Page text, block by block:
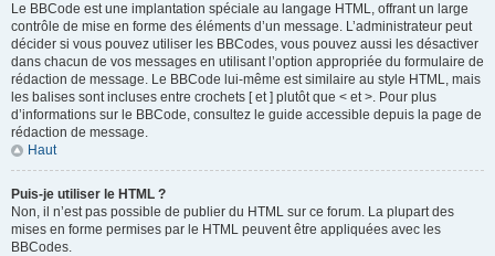
Le BBCode est une implantation spéciale au langage HTML, offrant un large
contrôle de mise en forme des éléments d’un message. L’administrateur peut
décider si vous pouvez utiliser les BBCodes, vous pouvez aussi les désactiver
dans chacun de vos messages en utilisant l’option appropriée du formulaire de
rédaction de message. Le BBCode lui-même est similaire au style HTML, mais
les balises sont incluses entre crochets [ et ] plutôt que < et >. Pour plus
d’informations sur le BBCode, consultez le guide accessible depuis la page de
rédaction de message.
Haut
Puis-je utiliser le HTML ?
Non, il n’est pas possible de publier du HTML sur ce forum. La plupart des
mises en forme permises par le HTML peuvent être appliquées avec les
BBCodes.